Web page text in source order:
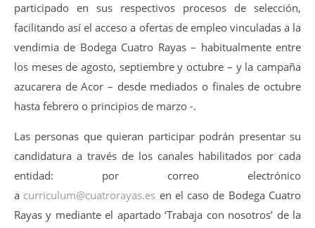
participado en sus respectivos procesos de selección,
facilitando así el acceso a ofertas de empleo vinculadas a la
vendimia de Bodega Cuatro Rayas – habitualmente entre
los meses de agosto, septiembre y octubre – y la campaña
azucarera de Acor – desde mediados o finales de octubre
hasta febrero o principios de marzo -.
Las personas que quieran participar podrán presentar su
candidatura a través de los canales habilitados por cada
entidad: por correo electrónico
a curriculum@cuatrorayas.es en el caso de Bodega Cuatro
Rayas y mediante el apartado ‘Trabaja con nosotros’ de la